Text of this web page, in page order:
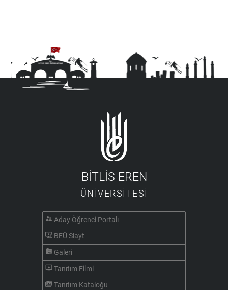
BİTLİS EREN
ÜNİVERSİTESİ
supervisor_account Aday Öğrenci Portalı
important_devices BEÜ Slayt
camera_roll Galeri
ondemand_video Tanıtım Filmi
perm_media Tanıtım Kataloğu